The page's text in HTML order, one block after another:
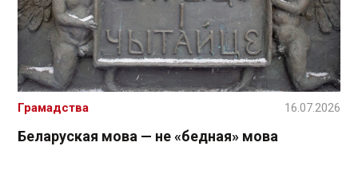
Беларуская мова — не «бедная» мова
Грамадства 16.07.2026